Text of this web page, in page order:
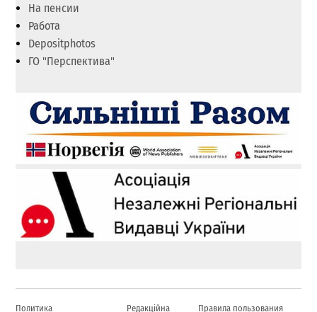
На пенсии
Работа
Depositphotos
ГО "Перспектива"
Политика Редакційна Правила пользования